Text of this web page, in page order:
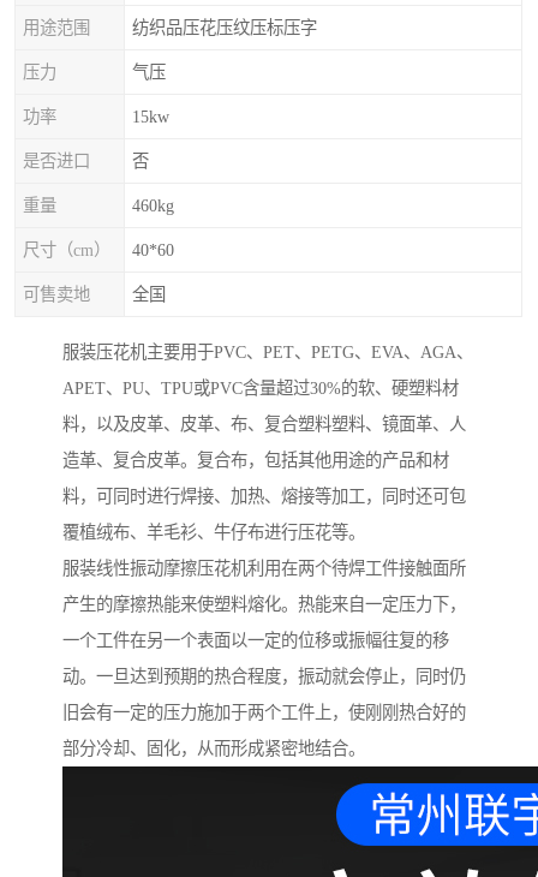
用途范围 纺织品压花压纹压标压字
压力 气压
功率 15kw
是否进口 否
重量 460kg
尺寸（cm） 40*60
可售卖地 全国
服装压花机主要用于PVC、PET、PETG、EVA、AGA、
APET、PU、TPU或PVC含量超过30%的软、硬塑料材
料，以及皮革、皮革、布、复合塑料塑料、镜面革、人
造革、复合皮革。复合布，包括其他用途的产品和材
料，可同时进行焊接、加热、熔接等加工，同时还可包
覆植绒布、羊毛衫、牛仔布进行压花等。
服装线性振动摩擦压花机利用在两个待焊工件接触面所
产生的摩擦热能来使塑料熔化。热能来自一定压力下，
一个工件在另一个表面以一定的位移或振幅往复的移
动。一旦达到预期的热合程度，振动就会停止，同时仍
旧会有一定的压力施加于两个工件上，使刚刚热合好的
部分冷却、固化，从而形成紧密地结合。